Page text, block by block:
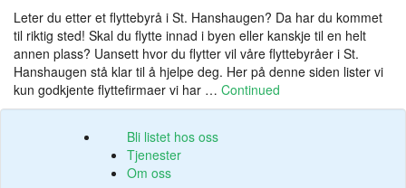
Leter du etter et flyttebyrå i St. Hanshaugen? Da har du kommet
til riktig sted! Skal du flytte innad i byen eller kanskje til en helt
annen plass? Uansett hvor du flytter vil våre flyttebyråer i St.
Hanshaugen stå klar til å hjelpe deg. Her på denne siden lister vi
kun godkjente flyttefirmaer vi har … Continued
Bli listet hos oss
Tjenester
Om oss